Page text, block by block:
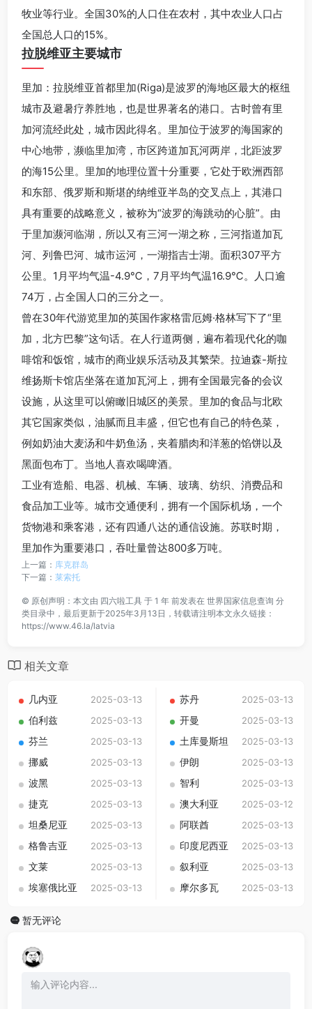
牧业等行业。全国30%的人口住在农村，其中农业人口占
全国总人口的15%。
拉脱维亚主要城市
里加：拉脱维亚首都里加(Riga)是波罗的海地区最大的枢纽
城市及避暑疗养胜地，也是世界著名的港口。古时曾有里
加河流经此处，城市因此得名。里加位于波罗的海国家的
中心地带，濒临里加湾，市区跨道加瓦河两岸，北距波罗
的海15公里。里加的地理位置十分重要，它处于欧洲西部
和东部、俄罗斯和斯堪的纳维亚半岛的交叉点上，其港口
具有重要的战略意义，被称为“波罗的海跳动的心脏”。由
于里加濒河临湖，所以又有三河一湖之称，三河指道加瓦
河、列鲁巴河、城市运河，一湖指吉士湖。面积307平方
公里。1月平均气温-4.9℃，7月平均气温16.9℃。人口逾
74万，占全国人口的三分之一。
曾在30年代游览里加的英国作家格雷厄姆·格林写下了“里
加，北方巴黎”这句话。在人行道两侧，遍布着现代化的咖
啡馆和饭馆，城市的商业娱乐活动及其繁荣。拉迪森-斯拉
维扬斯卡馆店坐落在道加瓦河上，拥有全国最完备的会议
设施，从这里可以俯瞰旧城区的美景。里加的食品与北欧
其它国家类似，油腻而且丰盛，但它也有自己的特色菜，
例如奶油大麦汤和牛奶鱼汤，夹着腊肉和洋葱的馅饼以及
黑面包布丁。当地人喜欢喝啤酒。
工业有造船、电器、机械、车辆、玻璃、纺织、消费品和
食品加工业等。城市交通便利，拥有一个国际机场，一个
货物港和乘客港，还有四通八达的通信设施。苏联时期，
里加作为重要港口，吞吐量曾达800多万吨。
上一篇： 库克群岛
下一篇： 莱索托
© 原创声明：本文由 四六啦工具 于 1 年 前发表在 世界国家信息查询 分
类目录中，最后更新于2025年3月13日，转载请注明本文永久链接：
https://www.46.la/latvia
相关文章
几内亚 2025-03-13 苏丹 2025-03-13
伯利兹 2025-03-13 开曼 2025-03-13
芬兰 2025-03-13 土库曼斯坦 2025-03-13
挪威 2025-03-13 伊朗 2025-03-13
波黑 2025-03-13 智利 2025-03-13
捷克 2025-03-13 澳大利亚 2025-03-12
坦桑尼亚 2025-03-13 阿联酋 2025-03-13
格鲁吉亚 2025-03-13 印度尼西亚 2025-03-13
文莱 2025-03-13 叙利亚 2025-03-13
埃塞俄比亚 2025-03-13 摩尔多瓦 2025-03-13
暂无评论